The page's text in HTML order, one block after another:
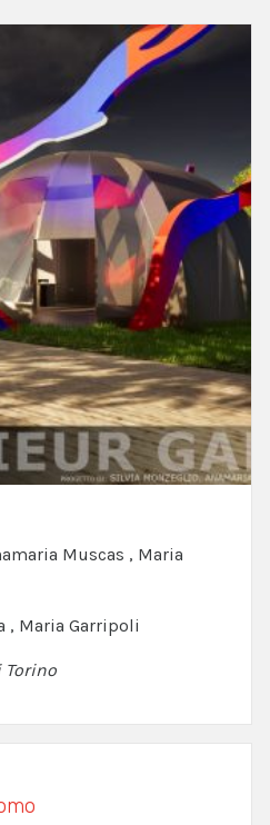
Muscas , Maria
, Maria Garripoli
Torino